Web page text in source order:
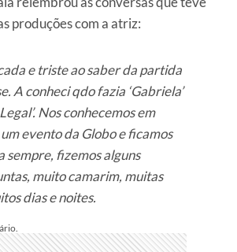
produções com a atriz:
e triste ao saber da partida
A conheci qdo fazia ‘Gabriela’
Nos conhecemos em
evento da Globo e ficamos
sempre, fizemos alguns
muito camarim, muitas
dias e noites.